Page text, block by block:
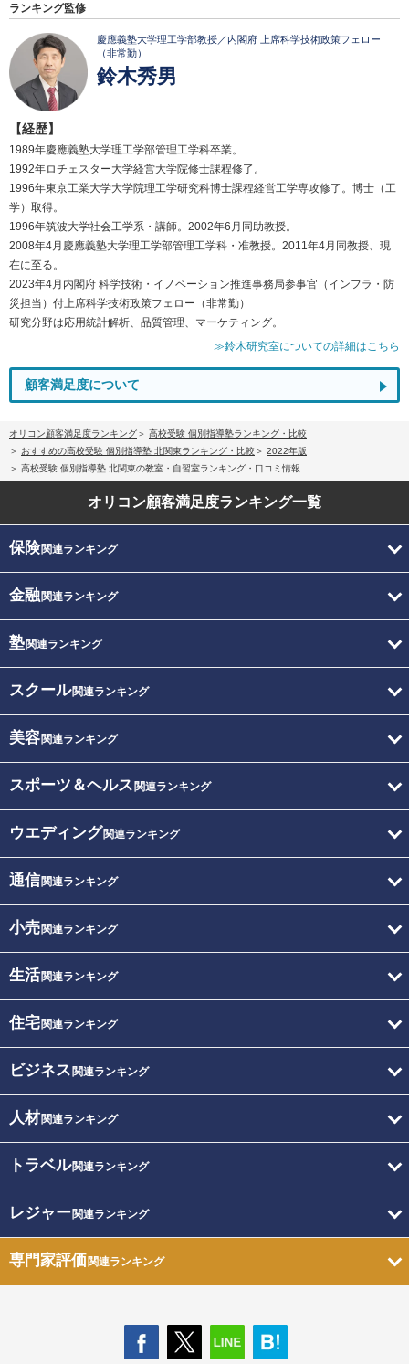
ランキング監修
慶應義塾大学理工学部教授／内閣府 上席科学技術政策フェロー
（非常勤）
鈴木秀男
【経歴】
1989年慶應義塾大学理工学部管理工学科卒業。
1992年ロチェスター大学経営大学院修士課程修了。
1996年東京工業大学大学院理工学研究科博士課程経営工学専攻修了。博士（工
学）取得。
1996年筑波大学社会工学系・講師。2002年6月同助教授。
2008年4月慶應義塾大学理工学部管理工学科・准教授。2011年4月同教授、現
在に至る。
2023年4月内閣府 科学技術・イノベーション推進事務局参事官（インフラ・防
災担当）付上席科学技術政策フェロー（非常勤）
研究分野は応用統計解析、品質管理、マーケティング。
≫鈴木研究室についての詳細はこちら
顧客満足度について
オリコン顧客満足度ランキング
高校受験 個別指導塾ランキング・比較
おすすめの高校受験 個別指導塾 北関東ランキング・比較
2022年版
高校受験 個別指導塾 北関東の教室・自習室ランキング・口コミ情報
オリコン顧客満足度ランキング一覧
保険関連ランキング
金融関連ランキング
塾関連ランキング
スクール関連ランキング
美容関連ランキング
スポーツ＆ヘルス 関連ランキング
ウエディング関連ランキング
通信関連ランキング
小売関連ランキング
生活関連ランキング
住宅関連ランキング
ビジネス 関連ランキング
人材関連ランキング
トラベル関連ランキング
レジャー関連ランキング
専門家評価関連ランキング